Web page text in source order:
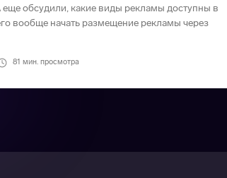
еще обсудили, какие виды рекламы доступны в
вообще начать размещение рекламы через
81 мин. просмотра